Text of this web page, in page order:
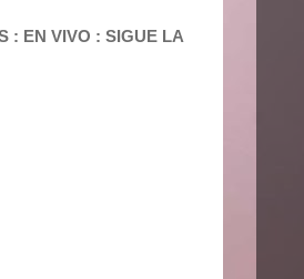
: EN VIVO : SIGUE LA